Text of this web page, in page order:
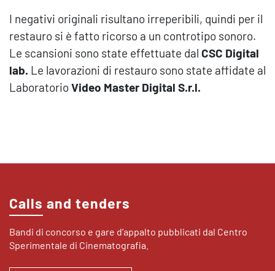
I negativi originali risultano irreperibili, quindi per il
restauro si è fatto ricorso a un controtipo sonoro.
Le scansioni sono state effettuate dal CSC Digital
lab. Le lavorazioni di restauro sono state affidate al
LaboratorioVideo Master Digital S.r.l.
Calls and tenders
Bandi di concorso e gare d’appalto pubblicati dal Centro
Sperimentale di Cinematografia.